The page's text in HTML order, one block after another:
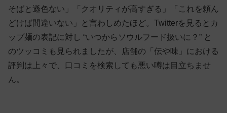
そばと遜色ない」「クオリティが高すぎる」「これを頼ん
どけば間違いない」と言わしめたほど。Twitterを見るとカ
ップ麺の表記に対し “いつからソウルフード扱いに？” と
のツッコミも見られましたが、店舗の「伝や味」における
評判は上々で、口コミを検索しても悪い噂は目立ちませ
ん。